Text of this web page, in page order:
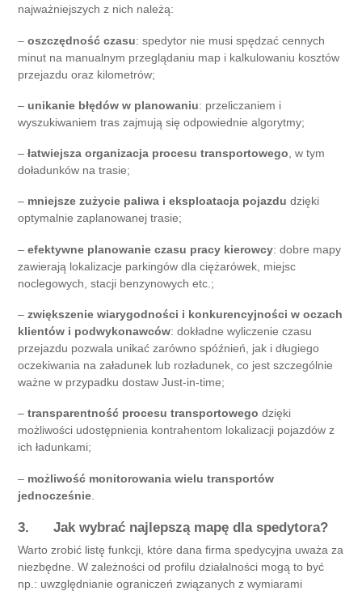
najważniejszych z nich należą:
–oszczędność czasu: spedytor nie musi spędzać cennych
minut na manualnym przeglądaniu map i kalkulowaniu kosztów
przejazdu oraz kilometrów;
– unikanie błędów w planowaniu: przeliczaniem i
wyszukiwaniem tras zajmują się odpowiednie algorytmy;
–łatwiejsza organizacja procesu transportowego, w tym
doładunków na trasie;
– mniejsze zużycie paliwa i eksploatacja pojazdu dzięki
optymalnie zaplanowanej trasie;
–efektywne planowanie czasu pracy kierowcy: dobre mapy
zawierają lokalizacje parkingów dla ciężarówek, miejsc
noclegowych, stacji benzynowych etc.;
–zwiększenie wiarygodności i konkurencyjności w oczach
klientów i podwykonawców: dokładne wyliczenie czasu
przejazdu pozwala unikać zarówno spóźnień, jak i długiego
oczekiwania na załadunek lub rozładunek, co jest szczególnie
ważne w przypadku dostaw Just-in-time;
–transparentność procesu transportowego dzięki
możliwości udostępnienia kontrahentom lokalizacji pojazdów z
ich ładunkami;
– możliwość monitorowania wielu transportów
jednocześnie
3. Jak wybrać najlepszą mapę dla spedytora?
Warto zrobić listę funkcji, które dana firma spedycyjna uważa za
niezbędne. W zależności od profilu działalności mogą to być
np.: uwzględnianie ograniczeń związanych z wymiarami